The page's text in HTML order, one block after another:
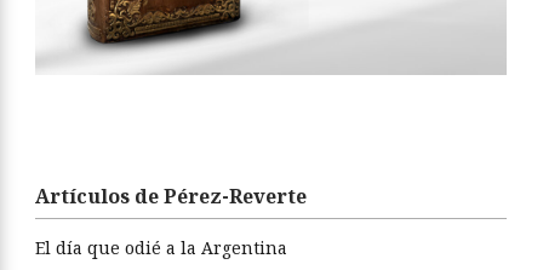
Artículos de Pérez-Reverte
El día que odié a la Argentina